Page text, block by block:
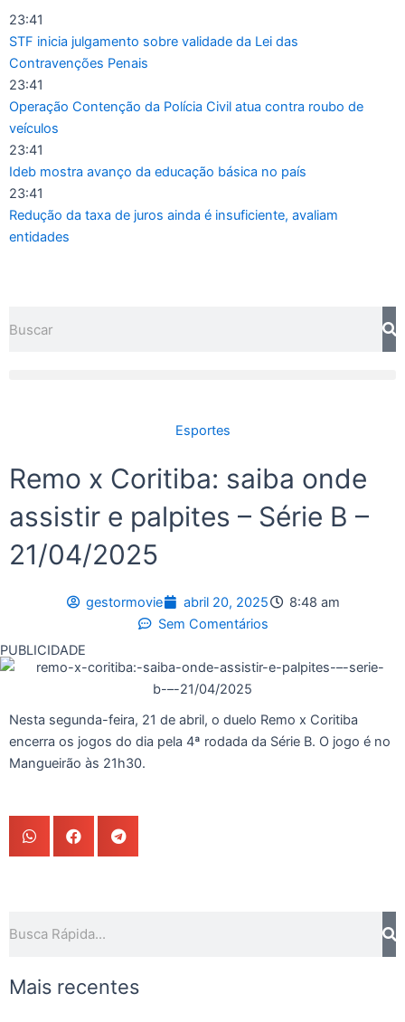
23:41
STF inicia julgamento sobre validade da Lei das
Contravenções Penais
23:41
Operação Contenção da Polícia Civil atua contra roubo de
veículos
23:41
Ideb mostra avanço da educação básica no país
23:41
Redução da taxa de juros ainda é insuficiente, avaliam
entidades
Esportes
Remo x Coritiba: saiba onde
assistir e palpites – Série B –
21/04/2025
gestormovie abril 20, 2025
8:48 am
Sem Comentários
PUBLICIDADE
Nesta segunda-feira, 21 de abril, o duelo Remo x Coritiba
encerra os jogos do dia pela 4ª rodada da Série B. O jogo é no
Mangueirão às 21h30.
Mais recentes